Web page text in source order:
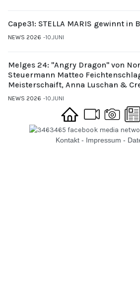
Cape31: STELLA MARIS gewinnt in
NEWS 2026 10.JUNI
Melges 24: "Angry Dragon" von
Steuermann Matteo
Meisterschaift, Anna Luschan &
NEWS 2026 10.JUNI
Kontakt - Impressum -